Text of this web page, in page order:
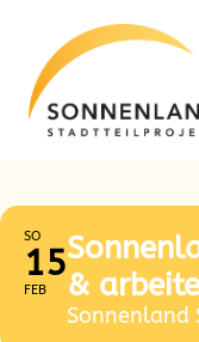
Inhalt
springen
Inhalt
springen
SO
15
FEB
&
Sonnenland